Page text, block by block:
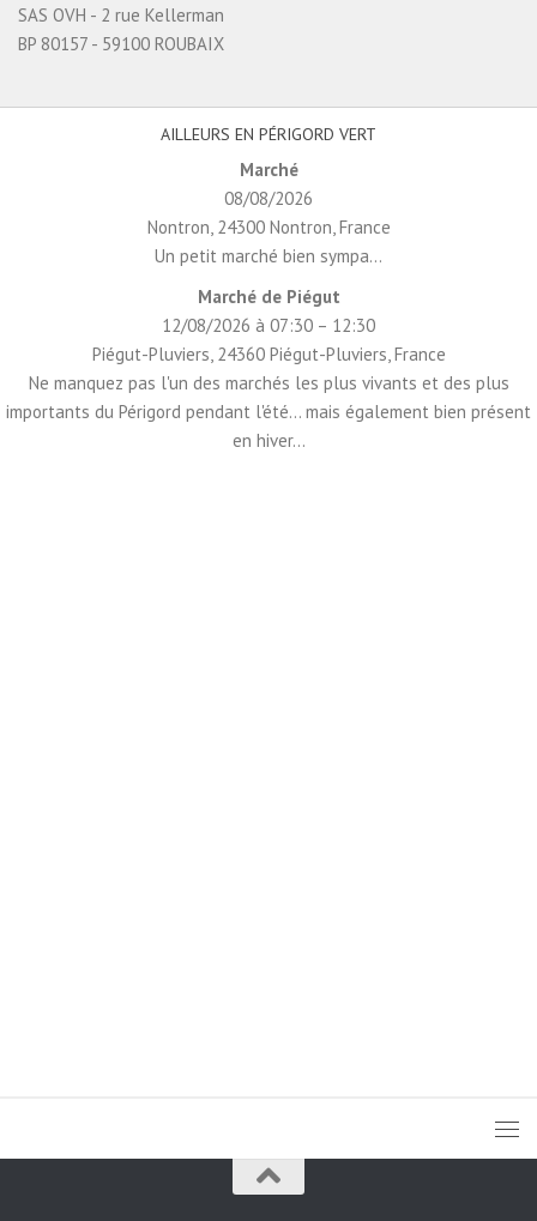
SAS OVH - 2 rue Kellerman
BP 80157 - 59100 ROUBAIX
AILLEURS EN PÉRIGORD VERT
Marché
08/08/2026
Nontron, 24300 Nontron, France
Un petit marché bien sympa...
Marché de Piégut
12/08/2026 à 07:30 – 12:30
Piégut-Pluviers, 24360 Piégut-Pluviers, France
Ne manquez pas l'un des marchés les plus vivants et des plus
importants du Périgord pendant l'été... mais également bien présent
en hiver...